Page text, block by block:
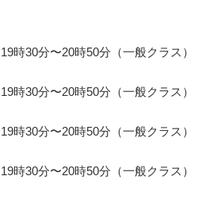
時30分〜20時50分（一般クラス）
時30分〜20時50分（一般クラス）
時30分〜20時50分（一般クラス）
時30分〜20時50分（一般クラス）